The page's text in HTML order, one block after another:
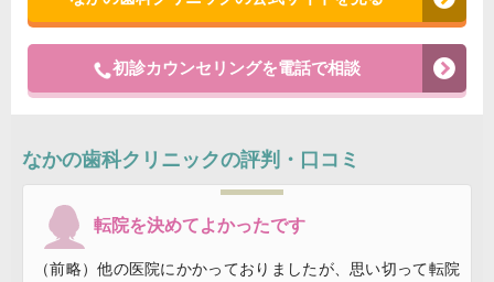
初診カウンセリングを電話で相談
なかの歯科クリニックの評判・口コミ
転院を決めてよかったです
（前略）他の医院にかかっておりましたが、思い切って転院